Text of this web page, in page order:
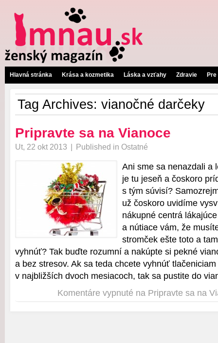
Hlavná stránka Krása a kozmetika Láska a vzťahy Zdravie
Tag Archives: vianočné darčeky
Pripravte sa na Vianoce
Ut, 22 okt 2013 | Published in Ostatné
Ani sme sa nenazdali a
je tu jeseň a čoskoro
s tým súvisí?
už čoskoro uvidíme
nákupné centrá
a nútiace vám, že
stromček ešte toto a
vyhnúť? Tak buďte rozumní a nakúpte si pekné
a bez stresov. Ak sa teda chcete vyhnúť
v najbližších dvoch mesiacoch, tak sa pustite do
Komentáre vypnuté na Pripravte sa na